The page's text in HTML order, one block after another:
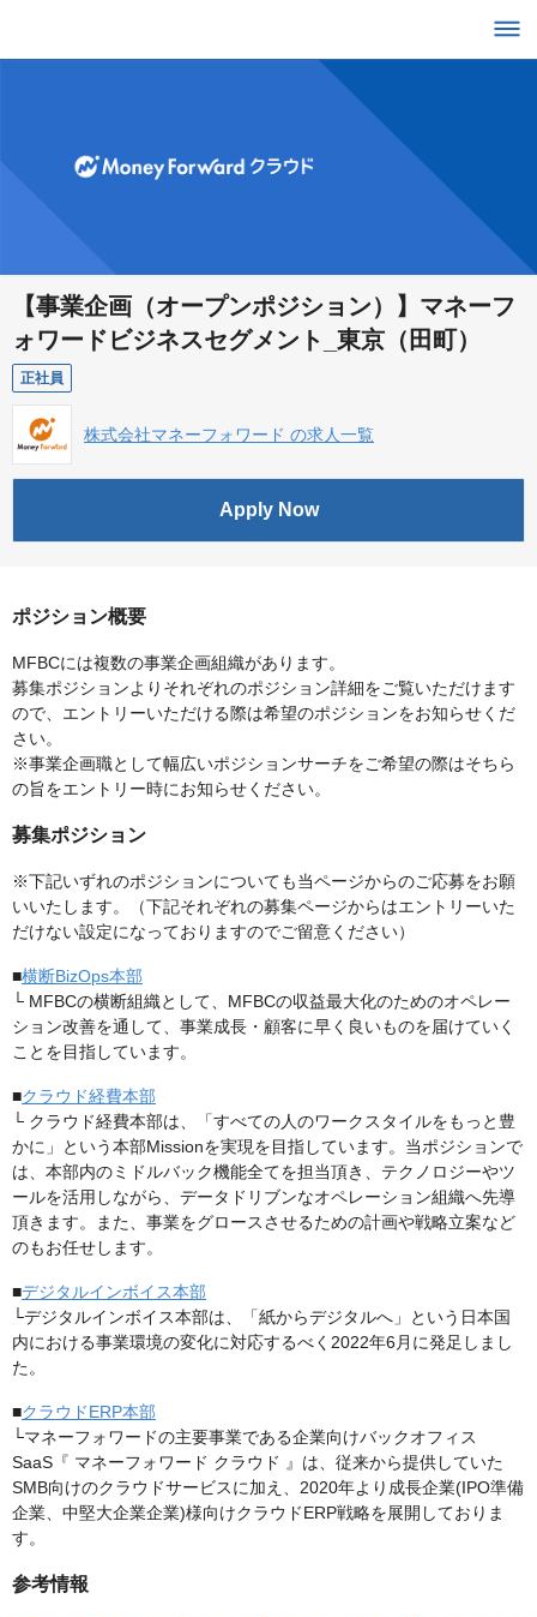
【事業企画（オープンポジション）】マネーフ
ォワードビジネスセグメント_東京（田町）
正社員
株式会社マネーフォワード の求人一覧
Apply Now
ポジション概要
MFBCには複数の事業企画組織があります。
募集ポジションよりそれぞれのポジション詳細をご覧いただけます
ので、エントリーいただける際は希望のポジションをお知らせくだ
さい。
※事業企画職として幅広いポジションサーチをご希望の際はそちら
の旨をエントリー時にお知らせください。
募集ポジション
※下記いずれのポジションについても当ページからのご応募をお願
いいたします。（下記それぞれの募集ページからはエントリーいた
だけない設定になっておりますのでご留意ください）
■横断BizOps本部
└ MFBCの横断組織として、MFBCの収益最大化のためのオペレー
ション改善を通して、事業成長・顧客に早く良いものを届けていく
ことを目指しています。
■クラウド経費本部
└ クラウド経費本部は、「すべての人のワークスタイルをもっと豊
かに」という本部Missionを実現を目指しています。当ポジションで
は、本部内のミドルバック機能全てを担当頂き、テクノロジーやツ
ールを活用しながら、データドリブンなオペレーション組織へ先導
頂きます。また、事業をグロースさせるための計画や戦略立案など
のもお任せします。
■デジタルインボイス本部
└デジタルインボイス本部は、「紙からデジタルへ」という日本国
内における事業環境の変化に対応するべく2022年6月に発足しまし
た。
■クラウドERP本部
└マネーフォワードの主要事業である企業向けバックオフィス
SaaS『 マネーフォワード クラウド 』は、従来から提供していた
SMB向けのクラウドサービスに加え、2020年より成長企業(IPO準備
企業、中堅大企業企業)様向けクラウドERP戦略を展開しておりま
す。
参考情報